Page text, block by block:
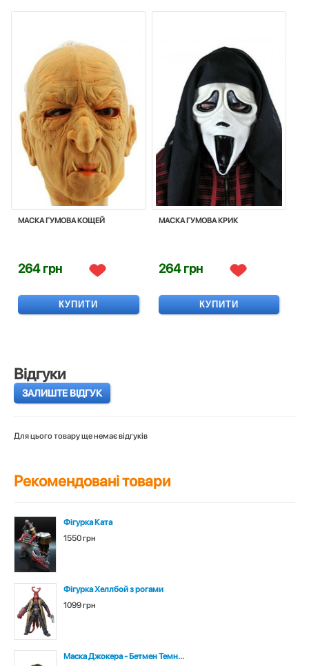
МАСКА ГУМОВА КОЩЕЙ
264 грн
КУПИТИ
МАСКА ГУМОВА КРИК
264 грн
КУПИТИ
Відгуки
ЗАЛИШТЕ ВІДГУК
Для цього товару ще немає відгуків
Рекомендовані товари
Фігурка Ката
1550 грн
Фігурка Хеллбой з рогами
1099 грн
Маска Джокера - Бетмен Темн...